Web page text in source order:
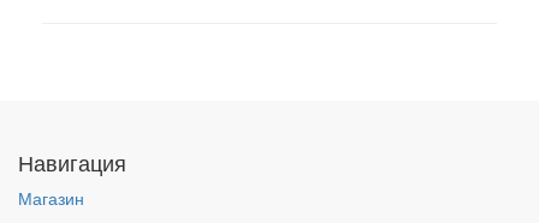
Навигация
Магазин